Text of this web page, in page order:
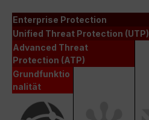
Enterprise Protection
Unified Threat Protection (UTP)
Advanced Threat
Protection (ATP)
Grundfunktio
nalität